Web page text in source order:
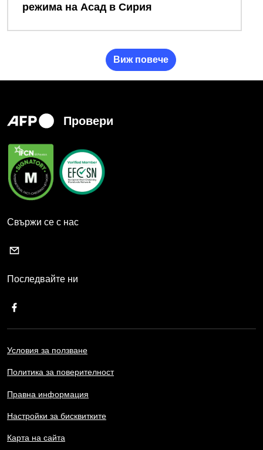
режима на Асад в Сирия
Виж повече
Провери
Свържи се с нас
Последвайте ни
Условия за ползване
Политика за поверителност
Правна информация
Настройки за бисквитките
Карта на сайта